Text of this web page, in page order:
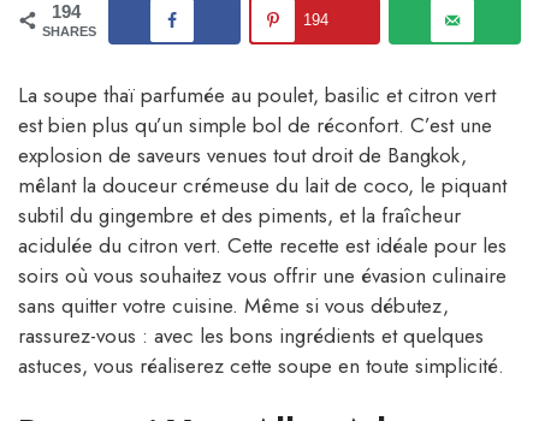
194
SHARES
194
La soupe thaï parfumée au poulet, basilic et citron vert
est bien plus qu’un simple bol de réconfort. C’est une
explosion de saveurs venues tout droit de Bangkok,
mêlant la douceur crémeuse du lait de coco, le piquant
subtil du gingembre et des piments, et la fraîcheur
acidulée du citron vert. Cette recette est idéale pour les
soirs où vous souhaitez vous offrir une évasion culinaire
sans quitter votre cuisine. Même si vous débutez,
rassurez-vous : avec les bons ingrédients et quelques
astuces, vous réaliserez cette soupe en toute simplicité.